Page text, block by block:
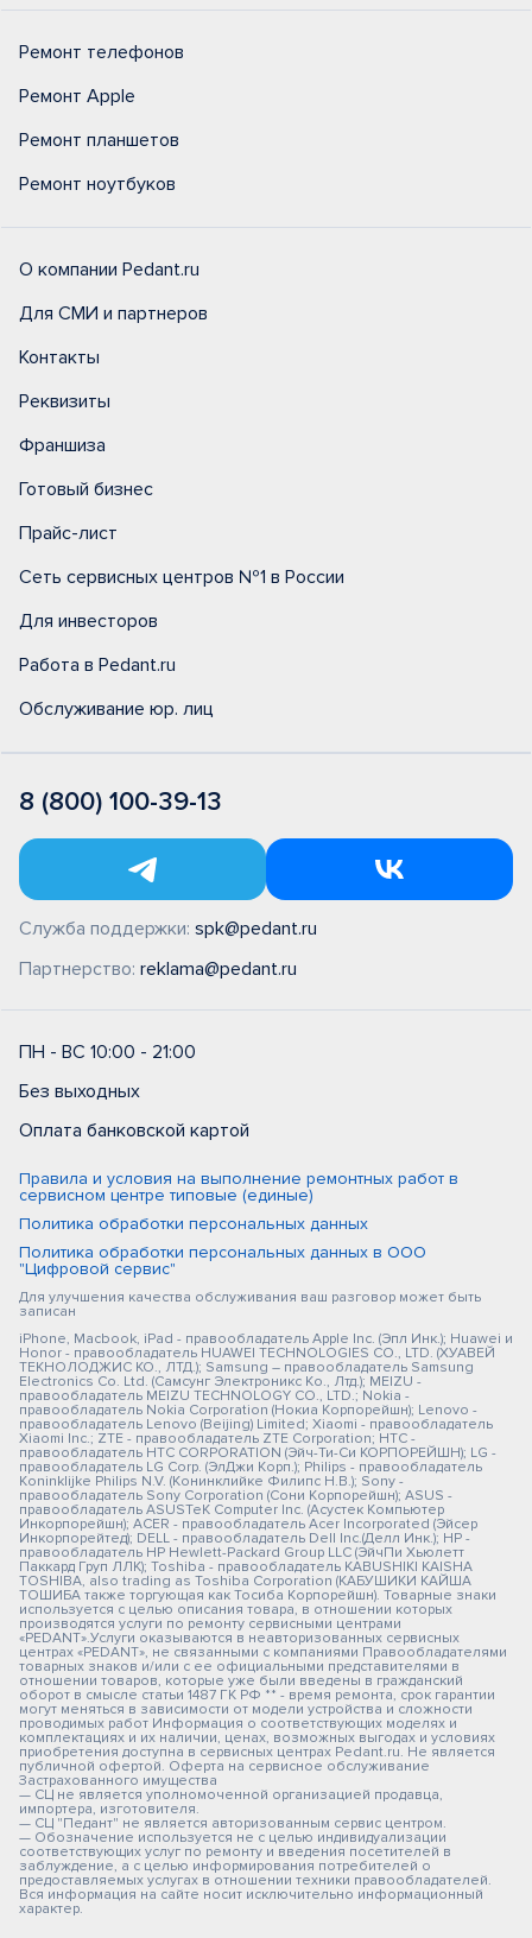
Ремонт телефонов
Ремонт Apple
Ремонт планшетов
Ремонт ноутбуков
О компании Pedant.ru
Для СМИ и партнеров
Контакты
Реквизиты
Франшиза
Готовый бизнес
Прайс-лист
Сеть сервисных центров №1 в России
Для инвесторов
Работа в Pedant.ru
Обслуживание юр. лиц
8 (800) 100-39-13
Служба поддержки: spk@pedant.ru
Партнерство: reklama@pedant.ru
ПН - ВС 10:00 - 21:00
Без выходных
Оплата банковской картой
Правила и условия на выполнение ремонтных работ в
сервисном центре типовые (единые)
Политика обработки персональных данных
Политика обработки персональных данных в ООО
"Цифровой сервис"
Для улучшения качества обслуживания ваш разговор может быть
записан
iPhone, Macbook, iPad - правообладатель Apple Inc. (Эпл Инк.); Huawei и
Honor - правообладатель HUAWEI TECHNOLOGIES CO., LTD. (ХУАВЕЙ
ТЕКНОЛОДЖИС КО., ЛТД.); Samsung – правообладатель Samsung
Electronics Co. Ltd. (Самсунг Электроникс Ко., Лтд.); MEIZU -
правообладатель MEIZU TECHNOLOGY CO., LTD.; Nokia -
правообладатель Nokia Corporation (Нокиа Корпорейшн); Lenovo -
правообладатель Lenovo (Beijing) Limited; Xiaomi - правообладатель
Xiaomi Inc.; ZTE - правообладатель ZTE Corporation; HTC -
правообладатель HTC CORPORATION (Эйч-Ти-Си КОРПОРЕЙШН); LG -
правообладатель LG Corp. (ЭлДжи Корп.); Philips - правообладатель
Koninklijke Philips N.V. (Конинклийке Филипс Н.В.); Sony -
правообладатель Sony Corporation (Сони Корпорейшн); ASUS -
правообладатель ASUSTeK Computer Inc. (Асустек Компьютер
Инкорпорейшн); ACER - правообладатель Acer Incorporated (Эйсер
Инкорпорейтед); DELL - правообладатель Dell Inc.(Делл Инк.); HP -
правообладатель HP Hewlett-Packard Group LLC (ЭйчПи Хьюлетт
Паккард Груп ЛЛК); Toshiba - правообладатель KABUSHIKI KAISHA
TOSHIBA, also trading as Toshiba Corporation (КАБУШИКИ КАЙША
ТОШИБА также торгующая как Тосиба Корпорейшн). Товарные знаки
используется с целью описания товара, в отношении которых
производятся услуги по ремонту сервисными центрами
«PEDANT».Услуги оказываются в неавторизованных сервисных
центрах «PEDANT», не связанными с компаниями Правообладателями
товарных знаков и/или с ее официальными представителями в
отношении товаров, которые уже были введены в гражданский
оборот в смысле статьи 1487 ГК РФ ** - время ремонта, срок гарантии
могут меняться в зависимости от модели устройства и сложности
проводимых работ Информация о соответствующих моделях и
комплектациях и их наличии, ценах, возможных выгодах и условиях
приобретения доступна в сервисных центрах Pedant.ru. Не является
публичной офертой. Оферта на сервисное обслуживание
Застрахованного имущества
— СЦ не является уполномоченной организацией продавца,
импортера, изготовителя.
— СЦ "Педант" не является авторизованным сервис центром.
— Обозначение используется не с целью индивидуализации
соответствующих услуг по ремонту и введения посетителей в
заблуждение, а с целью информирования потребителей о
предоставляемых услугах в отношении техники правообладателей.
Вся информация на сайте носит исключительно информационный
характер.